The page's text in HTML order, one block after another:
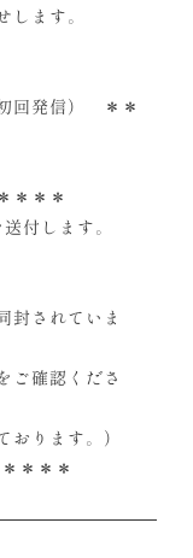
ます。
回発信） ＊＊
＊＊
付します。
されていま
確認くださ
ります。）
＊＊＊